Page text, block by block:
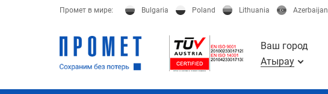
Промет в мире: Bulgaria Poland Lithuania Azerbaijan
Ваш город
Атырау